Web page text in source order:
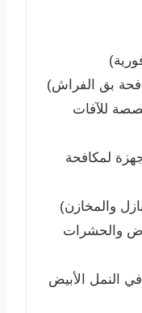
بق الفراش)
للآفات
لمكافحة
والمخازن)
والحشرات
النمل الأبيض